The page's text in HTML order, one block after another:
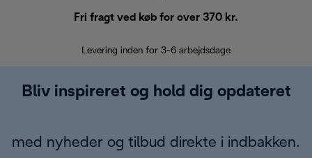
Fri fragt ved køb for over 370 kr.
Levering inden for 3-6 arbejdsdage
Bliv inspireret og hold dig opdateret
med nyheder og tilbud direkte i indbakken.